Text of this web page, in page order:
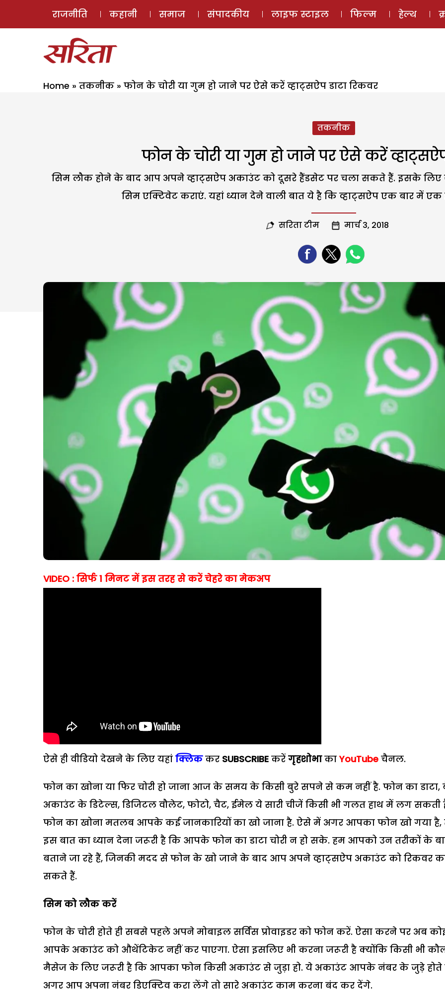
ई-मैगज़ीन
राजनीति कहानी समाज संपादकीय लाइफ स्टाइल फिल्म हेल्थ
Home » तकनीक » फोन के चोरी या गुम हो जाने पर ऐसे करें व्हाट्सऐप डाटा रिकवर
तकनीक
फोन के चोरी या गुम हो जाने पर ऐसे करें
सिम लौक होने के बाद आप अपने व्हाट्सऐप अकाउंट को दूसरे हैंडसेट पर चला सकते हैं. इसके
सिम एक्टिवेट कराएं. यहां ध्यान देने वाली बात ये है कि व्हाट्सऐप एक बार में
सरिता टीम मार्च 3, 2018
VIDEO : सिर्फ 1 मिनट में इस तरह से करें चेहरे का मेकअप
ऐसे ही वीडियो देखने के लिए यहां क्लिककर SUBSCRIBE करें गृहशोभाकाYouTube चैनल.
फोन का खोना या फिर चोरी हो जाना आज के समय के किसी बुरे सपने से कम नहीं है. फोन का
अकाउंट के डिटेल्स, डिजिटल वौलेट, फोटो, चैट, ईमेल ये सारी चीजें किसी भी गलत हाथ में लग सकती
फोन का खोना मतलब आपके कई जानकारियों का खो जाना है. ऐसे में अगर आपका फोन खो गया है,
इस बात का ध्यान देना जरूरी है कि आपके फोन का डाटा चोरी न हो सके. हम आपको उन तरीकों के
बताने जा रहे हैं, जिनकी मदद से फोन के खो जाने के बाद आप अपने व्हाट्सऐप अकाउंट को रिकवर
सकते हैं.
सिम को लौक करें
फोन के चोरी होते ही सबसे पहले अपने मोबाइल सर्विस प्रोवाइडर को फोन करें. ऐसा करने पर अब
आपके अकाउंट को औथेंटिकेट नहीं कर पाएगा. ऐसा इसलिए भी करना जरूरी है क्योंकि किसी भी
मैसेज के लिए जरूरी है कि आपका फोन किसी अकाउंट से जुड़ा हो. ये अकाउंट आपके नंबर के जुड़े होते
अगर आप अपना नंबर डिएक्टिव करा लेंगे तो सारे अकाउंट काम करना बंद कर देंगे.